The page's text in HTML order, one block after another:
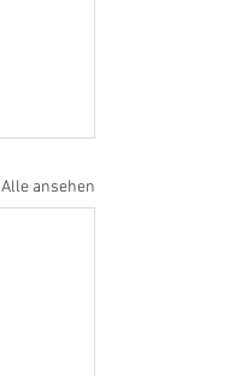
Alle ansehen